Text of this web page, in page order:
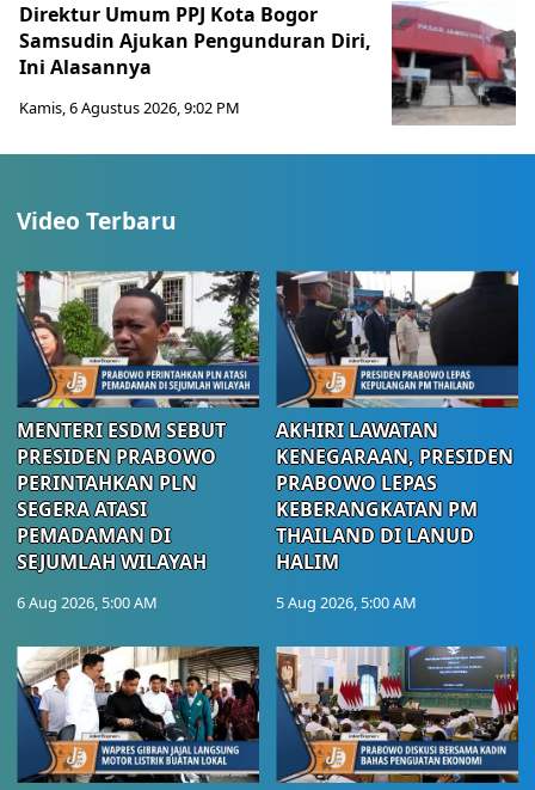
Direktur Umum PPJ Kota Bogor
Samsudin Ajukan Pengunduran Diri,
Ini Alasannya
Kamis, 6 Agustus 2026, 9:02 PM
Video Terbaru
MENTERI ESDM SEBUT
PRESIDEN PRABOWO
PERINTAHKAN PLN
SEGERA ATASI
PEMADAMAN DI
SEJUMLAH WILAYAH
6 Aug 2026, 5:00 AM
AKHIRI LAWATAN
KENEGARAAN, PRESIDEN
PRABOWO LEPAS
KEBERANGKATAN PM
THAILAND DI LANUD
HALIM
5 Aug 2026, 5:00 AM